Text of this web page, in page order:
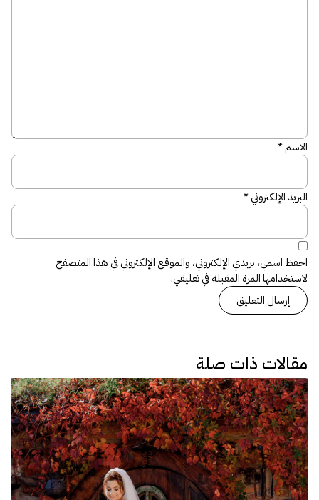
الاسم*
البريد الإلكتروني*
احفظ اسمي، بريدي الإلكتروني، والموقع الإلكتروني في هذا المتصفح
لاستخدامها المرة المقبلة في تعليقي.
مقالات ذات صلة